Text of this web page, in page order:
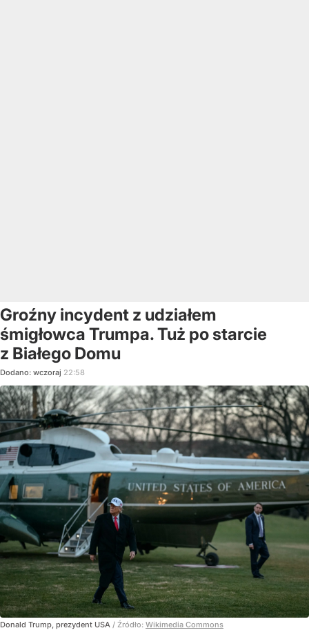
Groźny incydent z udziałem
śmigłowca Trumpa. Tuż po starcie
z Białego Domu
Dodano: wczoraj 22:58
Donald Trump, prezydent USA / Źródło: Wikimedia Commons